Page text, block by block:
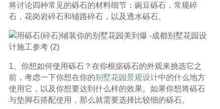
将讨论四种常见的砾石的材料细节：豌豆砾石，常规碎
石，花岗岩碎石和铺路碎石，以及透水砾石。
1、你想如何使用砾石？在你根据砾石的外观来挑选它之
前，考虑一下你想在你的别墅花园景观设计中的什么地方
使用它，以及你想要达到什么样的效果。如果你想将砾石
与垫脚石搭配使用，那么就需要选择比较细的砾石。